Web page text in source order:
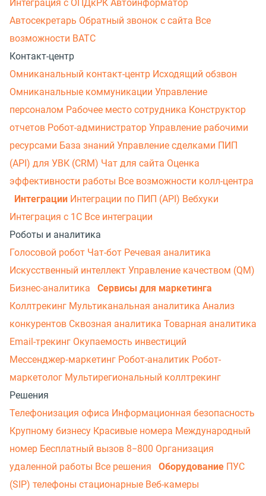
Интеграция с ОПДкРК Автоинформатор
Автосекретарь Обратный звонок с сайта Все
возможности ВАТС
Контакт-центр
Омниканальный контакт-центр Исходящий обзвон
Омниканальные коммуникации Управление
персоналом Рабочее место сотрудника Конструктор
отчетов Робот-администратор Управление рабочими
ресурсами База знаний Управление сделками ПИП
(API) для УВК (CRM) Чат для сайта Оценка
эффективности работы Все возможности колл-центра
Интеграции Интеграции по ПИП (API) Вебхуки
Интеграция с 1С Все интеграции
Роботы и аналитика
Голосовой робот Чат-бот Речевая аналитика
Искусственный интеллект Управление качеством (QM)
Бизнес-аналитика
Сервисы для маркетинга
Коллтрекинг Мультиканальная аналитика Анализ
конкурентов Сквозная аналитика Товарная аналитика
Email-трекинг Окупаемость инвестиций
Мессенджер‑маркетинг Робот-аналитик Робот-
маркетолог Мультирегиональный коллтрекинг
Решения
Телефонизация офиса Информационная безопасность
Крупному бизнесу Красивые номера Международный
номер Бесплатный вызов 8−800 Организация
удаленной работы Все решения Оборудование ПУС
(SIP) телефоны стационарные Веб-камеры